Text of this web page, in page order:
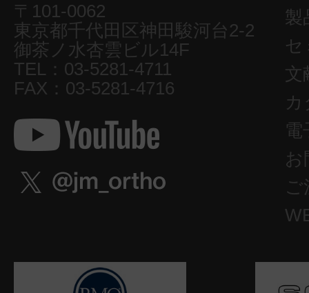
製
セ
文
電
お
ご
〒101-0062
東京都千代田区神田駿河台2-2
御茶ノ水杏雲ビル14F
TEL：03-5281-4711
FAX：03-5281-4716